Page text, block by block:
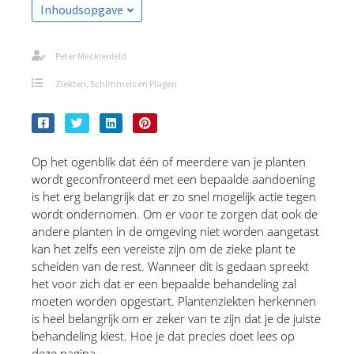
Inhoudsopgave
Peter Mecklenfeld
Ziekten, Schimmels en Plagen
Op het ogenblik dat één of meerdere van je planten
wordt geconfronteerd met een bepaalde aandoening
is het erg belangrijk dat er zo snel mogelijk actie tegen
wordt ondernomen. Om er voor te zorgen dat ook de
andere planten in de omgeving niet worden aangetast
kan het zelfs een vereiste zijn om de zieke plant te
scheiden van de rest. Wanneer dit is gedaan spreekt
het voor zich dat er een bepaalde behandeling zal
moeten worden opgestart. Plantenziekten herkennen
is heel belangrijk om er zeker van te zijn dat je de juiste
behandeling kiest. Hoe je dat precies doet lees op